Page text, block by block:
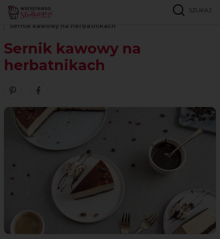
SZUKAJ
Strona główna
Sernik kawowy na herbatnikach
Sernik kawowy na
herbatnikach
Zobacz nasze piny w serwisie Pinterest
Udostępnij ten przepis w serwisie Facebook